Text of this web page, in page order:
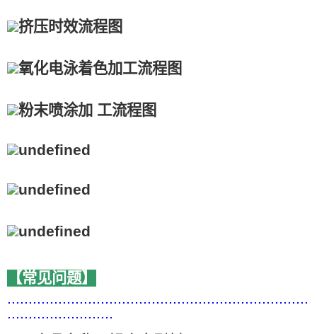
【常见问题】
.......................................................................
.........................